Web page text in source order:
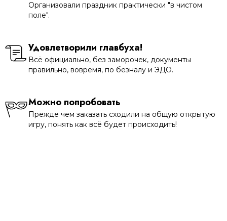
Организовали праздник практически "в чистом
поле".
Удовлетворили главбуха!
Всё официально, без заморочек, документы
правильно, вовремя, по безналу и ЭДО.
Можно попробовать
Прежде чем заказать сходили на общую открытую
игру, понять как всё будет происходить!